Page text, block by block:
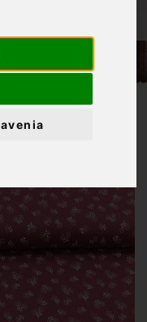
BODKOVANÉ